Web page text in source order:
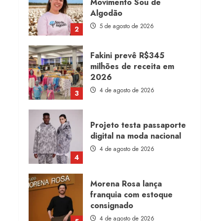
2
Algodão
5 de agosto de 2026
3
Fakini prevê R$345
milhões de receita em
2026
4 de agosto de 2026
4
Projeto testa passaporte
digital na moda nacional
4 de agosto de 2026
Morena Rosa lança
franquia com estoque
consignado
4 de agosto de 2026